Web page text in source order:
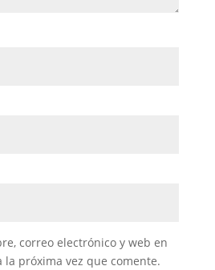
correo electrónico y web en
la próxima vez que comente.